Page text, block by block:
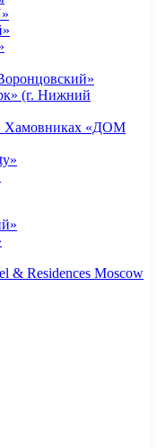
(г. Нижний
Хамовниках «ДОМ
& Residences Moscow